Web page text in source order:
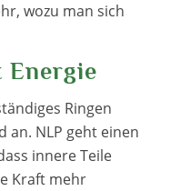
wozu man sich
Energie
Ringen
an. NLP geht einen
innere Teile
Kraft mehr